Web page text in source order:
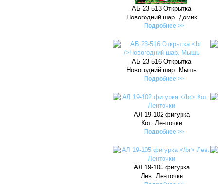
АБ 23-513 Открытка
Новогодний шар. Домик
Подробнее >>
АБ 23-516 Открытка
Новогодний шар. Мышь
Подробнее >>
АЛ 19-102 фигурка
Кот. Ленточки
Подробнее >>
АЛ 19-105 фигурка
Лев. Ленточки